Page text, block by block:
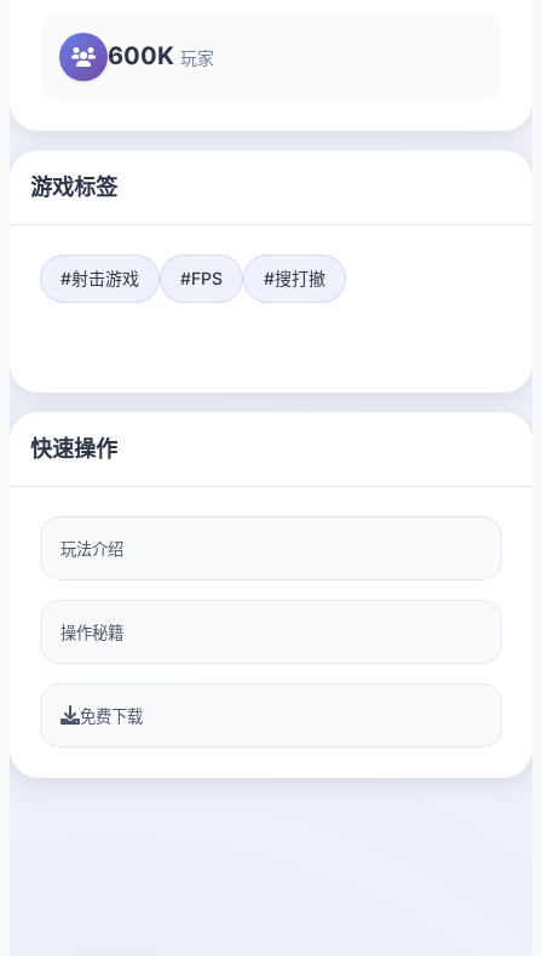
600K 玩家
游戏标签
#射击游戏 #FPS #搜打撤
快速操作
玩法介绍
操作秘籍
免费下载